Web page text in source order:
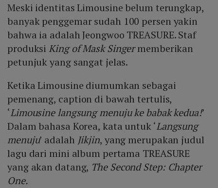
Meski identitas Limousine belum terungkap,
banyak penggemar sudah 100 persen yakin
bahwa ia adalah Jeongwoo TREASURE. Staf
produksi King of Mask Singermemberikan
petunjuk yang sangat jelas.
Ketika Limousine diumumkan sebagai
pemenang, caption di bawah tertulis,
‘Limousine langsung menuju ke babak kedua!’
Dalam bahasa Korea, kata untuk ‘Langsung
menuju’ adalah Jikjin, yang merupakan judul
lagu dari mini album pertama TREASURE
yang akan datang, The Second Step: Chapter
One.